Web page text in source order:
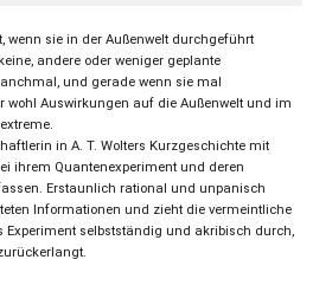
wenn sie in der Außenwelt durchgeführt
andere oder weniger geplante
und gerade wenn sie mal
wohl Auswirkungen auf die Außenwelt und im
in A. T. Wolters Kurzgeschichte mit
ihrem Quantenexperiment und deren
Erstaunlich rational und unpanisch
Informationen und zieht die vermeintliche
Experiment selbstständig und akribisch durch,